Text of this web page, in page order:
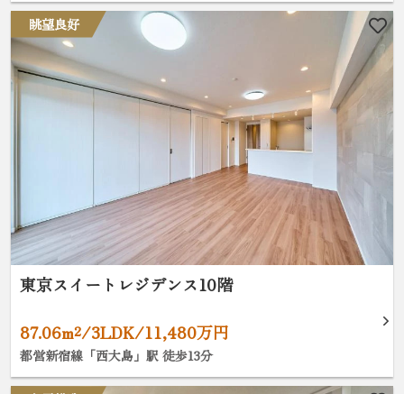
眺望良好
東京スイートレジデンス10階
87.06m²/3LDK/11,480万円
都営新宿線「西大島」駅 徒歩13分